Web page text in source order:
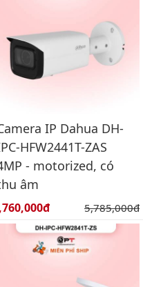
IP Dahua DH-
HFW2441T-ZAS
- motorized, có
âm
bán: Giá gốc:
5,785,000đ